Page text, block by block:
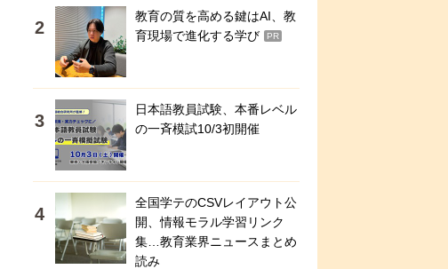
教育の質を高める鍵はAI、教
育現場で進化する学び
PR
日本語教員試験、本番レベル
の一斉模試10/3初開催
全国学テのCSVレイアウト公
開、情報モラル学習リンク
集…教育業界ニュースまとめ
読み